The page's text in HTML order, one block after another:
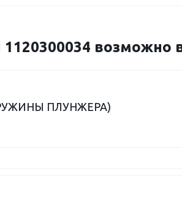
возможно
ПЛУНЖЕРА)